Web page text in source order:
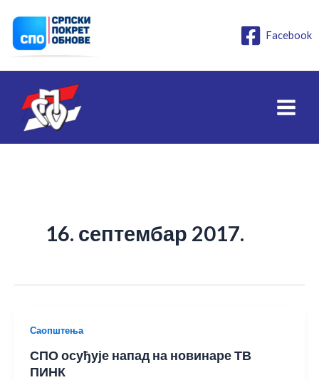
садржај
Facebook
16. септембар 2017.
Саопштења
СПО осуђује напад на новинаре ТВ
ПИНК